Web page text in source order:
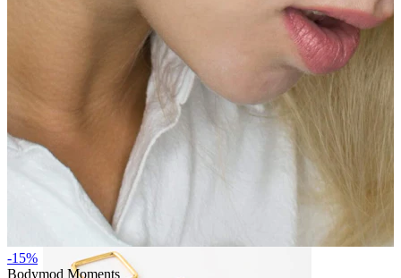
Koop 4, betaal 3
Sieraden type
-15%
Bodymod Moments